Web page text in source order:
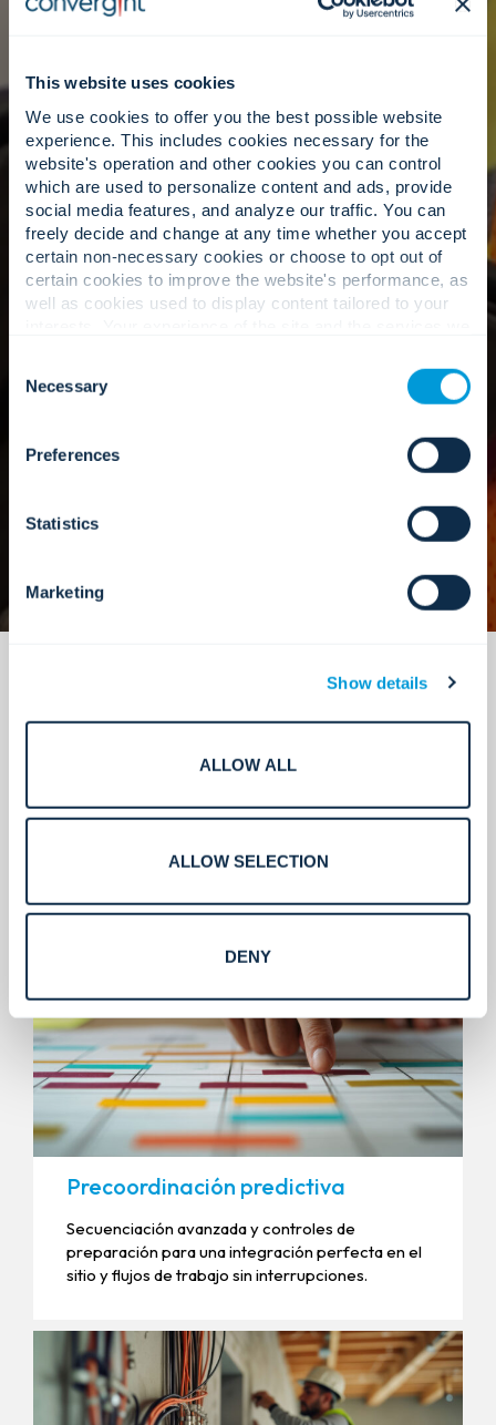
This website uses cookies
We use cookies to offer you the best possible website
experience. This includes cookies necessary for the
website's operation and other cookies you can control
which are used to personalize content and ads, provide
social media features, and analyze our traffic. You can
freely decide and change at any time whether you accept
certain non-necessary cookies or choose to opt out of
certain cookies to improve the website's performance, as
well as cookies used to display content tailored to your
cookies. Click "Show details" below for more information
about who we share your information with.
Selection
Necessary
Preferences
Statistics
Marketing
Show details
ALLOW ALL
ALLOW SELECTION
DENY
hoja de ruta clara y práctica de su entorno.
Experiencia local, inteligencia
global.
Responsabilidad local impulsada por
conocimientos globales, cumpliendo la promesa
de ser su mejor proveedor de servicios.
Nuestro enfoque
Instalación confiable a escala
Precoordinación predictiva
Secuenciación avanzada y controles de
preparación para una integración perfecta en el
sitio y flujos de trabajo sin interrupciones.